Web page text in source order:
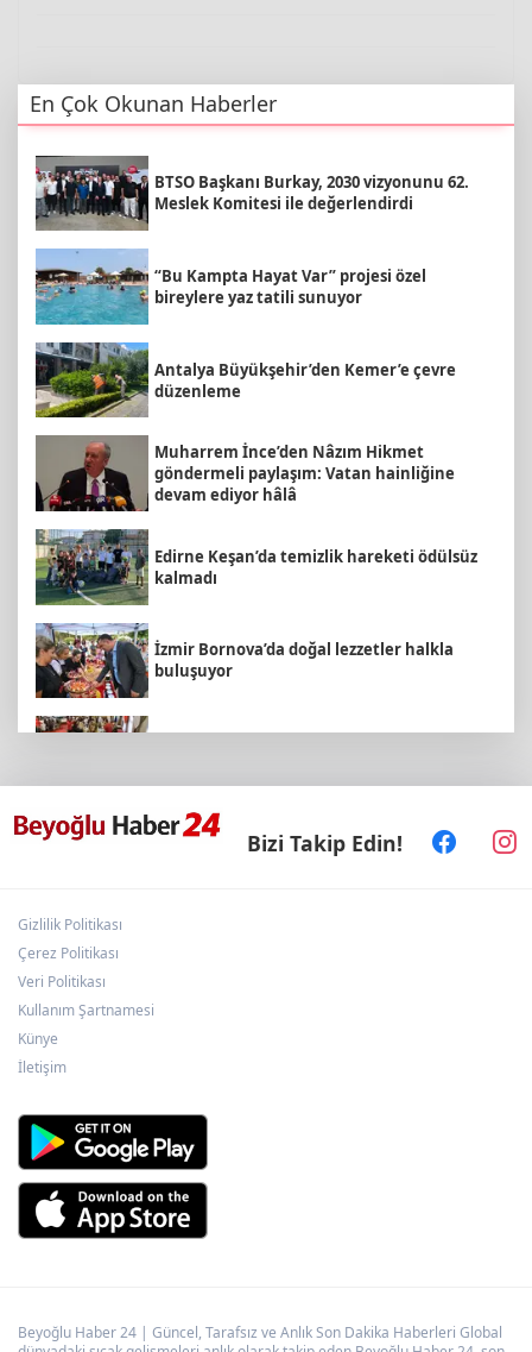
En Çok Okunan Haberler
BTSO Başkanı Burkay, 2030 vizyonunu 62.
Meslek Komitesi ile değerlendirdi
“Bu Kampta Hayat Var” projesi özel
bireylere yaz tatili sunuyor
Antalya Büyükşehir’den Kemer’e çevre
düzenleme
Muharrem İnce’den Nâzım Hikmet
göndermeli paylaşım: Vatan hainliğine
devam ediyor hâlâ
Edirne Keşan’da temizlik hareketi ödülsüz
kalmadı
İzmir Bornova’da doğal lezzetler halkla
buluşuyor
Balıkesir’de kıyılar anlık takip ediliyor
Bizi Takip Edin!
Gizlilik Politikası
Çerez Politikası
Veri Politikası
Kullanım Şartnamesi
Künye
İletişim
Beyoğlu Haber 24 | Güncel, Tarafsız ve Anlık Son Dakika Haberleri Global